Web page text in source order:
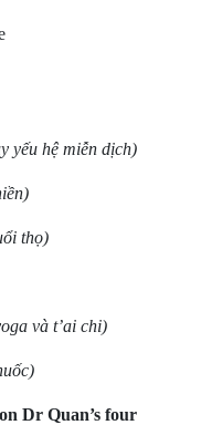
yếu hệ miễn dịch)
thọ)
và t’ai chi)
Dr Quan’s four